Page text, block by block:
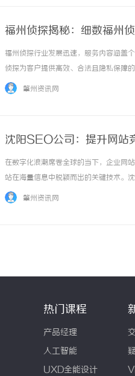
福州侦探揭秘：细数福州
福州侦探行业发展迅速，服务内容涵盖
侦探为客户提供高效、合法且隐私保障
肇州资讯网
沈阳SEO公司：提升网站
在数字化浪潮席卷全球的当下，企业网
站在海量信息中脱颖而出的关键技术。
争力，成为众多企业关注的焦点。本文
肇州资讯网
热门课程
产品经理
人工智能
UXD全能设计